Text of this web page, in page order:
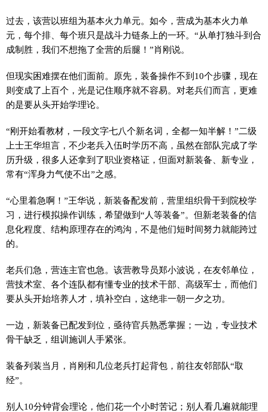
过去，该营以班组为基本火力单元。如今，营成为基本火力单
元，每个排、每个班只是战斗力链条上的一环。“从单打独斗到合
成制胜，我们不想拖了全营的后腿！”肖刚说。
但现实困难摆在他们面前。原先，装备操作不到10个步骤，现在
则变成了上百个，光是记住顺序就不容易。对老兵们而言，更难
的是要从头开始学理论。
“刚开始看教材，一段文字七八个新名词，全都一知半解！”二级
上士王华坦言，不少老兵入伍时学历不高，虽然在部队完成了学
历升级，很多人还拿到了职业资格证，但面对新装备、新专业，
常有“浑身力气使不出”之感。
“心里着急啊！”王华说，新装备配发前，营里组织骨干到院校学
习，进行模拟操作训练，希望做到“人等装备”。但新老装备的信
息化程度、结构原理存在的鸿沟，不是他们短时间努力就能跨过
的。
老兵们急，营连主官也急。该营教导员郑小波说，在友邻单位，
营技术室、各个连队都有懂专业的技术干部、高级军士，而他们
要从头开始培养人才，填补空白，这绝非一朝一夕之功。
一边，新装备已配发到位，亟待官兵熟悉掌握；一边，专业技术
骨干缺乏，组训施训人手紧张。
装备列装当月，肖刚和几位老兵打起背包，前往友邻部队“取
经”。
别人10分钟背会理论，他们花一个小时苦记；别人看几遍就能理